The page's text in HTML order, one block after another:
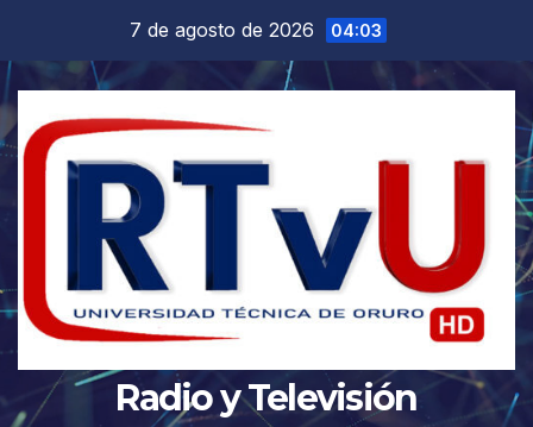
contenido
7 de agosto de 2026 04:03
Radio y Televisión